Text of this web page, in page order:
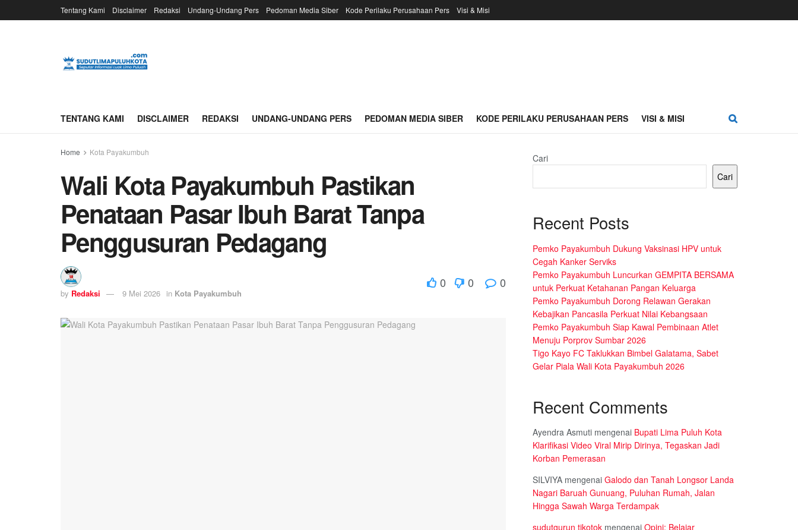
Tentang Kami Disclaimer Redaksi Undang-Undang Pers Pedoman Media Siber Kode Perilaku Perusahaan Pers Visi & Misi
TENTANG KAMI DISCLAIMER REDAKSI UNDANG-UNDANG PERS PEDOMAN MEDIA SIBER KODE PERILAKU PERUSAHAAN PERS VISI & MISI
Home Kota Payakumbuh
Wali Kota Payakumbuh Pastikan
Penataan Pasar Ibuh Barat Tanpa
Penggusuran Pedagang
by Redaksi 9 Mei 2026 in Kota Payakumbuh
0 0 0
Cari
Cari
Recent Posts
Pemko Payakumbuh Dukung Vaksinasi HPV untuk
Cegah Kanker Serviks
Pemko Payakumbuh Luncurkan GEMPITA BERSAMA
untuk Perkuat Ketahanan Pangan Keluarga
Pemko Payakumbuh Dorong Relawan Gerakan
Kebajikan Pancasila Perkuat Nilai Kebangsaan
Pemko Payakumbuh Siap Kawal Pembinaan Atlet
Menuju Porprov Sumbar 2026
Tigo Kayo FC Taklukkan Bimbel Galatama, Sabet
Gelar Piala Wali Kota Payakumbuh 2026
Recent Comments
Ayendra Asmuti mengenai Bupati Lima Puluh Kota
Klarifikasi Video Viral Mirip Dirinya, Tegaskan Jadi
Korban Pemerasan
SILVIYA mengenai Galodo dan Tanah Longsor Landa
Nagari Baruah Gunuang, Puluhan Rumah, Jalan
Hingga Sawah Warga Terdampak
sudutgurun tikotok mengenai Opini: Belajar